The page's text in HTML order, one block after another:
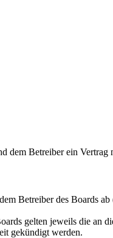
Betreiber ein Vertrag
Betreiber des Boards
gelten jeweils die an
gekündigt werden.